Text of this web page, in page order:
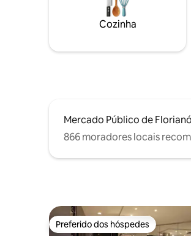
residencial e outra cabana, onde
funciona um espaço terapêutico
atende hóspedes e visitantes.
Cozinha
Mercado Público de
866 moradores locais
Preferido dos hóspedes
Preferido dos hóspedes